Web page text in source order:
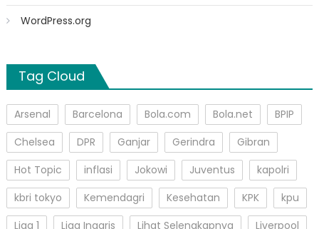
WordPress.org
Tag Cloud
Arsenal Barcelona Bola.com Bola.net
BPIP
Chelsea
DPR Ganjar Gerindra
Gibran
Hot Topic
inflasi Jokowi Juventus
kapolri
kbri tokyo
Kemendagri Kesehatan KPK
kpu
Liga 1
Liga Inggris Lihat Selengkapnya
Liverpool